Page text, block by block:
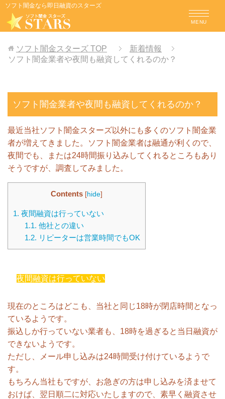
ソフト闇金なら即日融資のスターズ
MENU
ソフト闇金スターズ TOP
新着情報
ソフト闇金業者や夜間も融資してくれるのか？
ソフト闇金業者や夜間も融資してくれるのか？
最近当社ソフト闇金スターズ以外にも多くのソフト闇金業
者が増えてきました。ソフト闇金業者は融通が利くので、
夜間でも、または24時間振り込みしてくれるところもあり
そうですが、調査してみました。
Contents [hide]
1. 夜間融資は行っていない
1.1. 他社との違い
1.2. リピーターは営業時間でもOK
夜間融資は行っていない
現在のところはどこも、当社と同じ18時が閉店時間となっ
ているようです。
振込しか行っていない業者も、18時を過ぎると当日融資が
できないようです。
ただし、メール申し込みは24時間受け付けているようで
す。
もちろん当社もですが、お急ぎの方は申し込みを済ませて
おけば、翌日順二に対応いたしますので、素早く融資させ